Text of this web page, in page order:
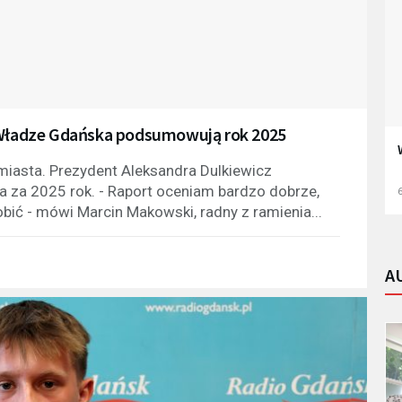
Gdańska podsumowują rok 2025
Prezydent Aleksandra Dulkiewicz
za 2025 rok. - Raport oceniam bardzo dobrze,
- mówi Marcin Makowski, radny z ramienia...